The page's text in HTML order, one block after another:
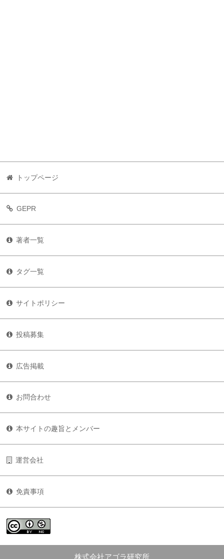
トップページ
GEPR
著者一覧
タグ一覧
サイトポリシー
投稿募集
広告掲載
お問合わせ
本サイトの趣旨とメンバー
運営会社
免責事項
株式会社アゴラ研究所